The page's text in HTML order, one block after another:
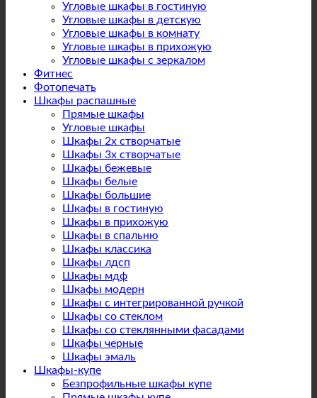
Угловые шкафы в гостиную
Угловые шкафы в детскую
Угловые шкафы в комнату
Угловые шкафы в прихожую
Угловые шкафы с зеркалом
Фитнес
Фотопечать
Шкафы распашные
Прямые шкафы
Угловые шкафы
Шкафы 2х створчатые
Шкафы 3х створчатые
Шкафы бежевые
Шкафы белые
Шкафы большие
Шкафы в гостиную
Шкафы в прихожую
Шкафы в спальню
Шкафы классика
Шкафы лдсп
Шкафы мдф
Шкафы модерн
Шкафы с интегрированной ручкой
Шкафы со стеклом
Шкафы со стеклянными фасадами
Шкафы черные
Шкафы эмаль
Шкафы-купе
Безпрофильные шкафы купе